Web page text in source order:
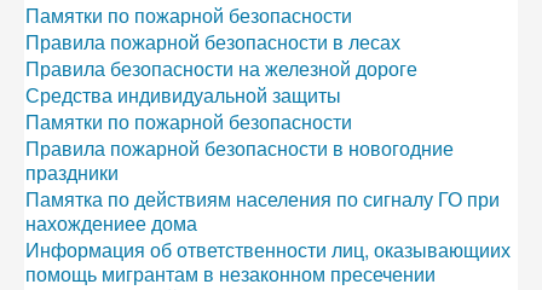
Памятки по пожарной безопасности
Правила пожарной безопасности в лесах
Правила безопасности на железной дороге
Средства индивидуальной защиты
Памятки по пожарной безопасности
Правила пожарной безопасности в новогодние
праздники
Памятка по действиям населения по сигналу ГО при
нахождениее дома
Информация об ответственности лиц, оказывающиих
помощь мигрантам в незаконном пресечении